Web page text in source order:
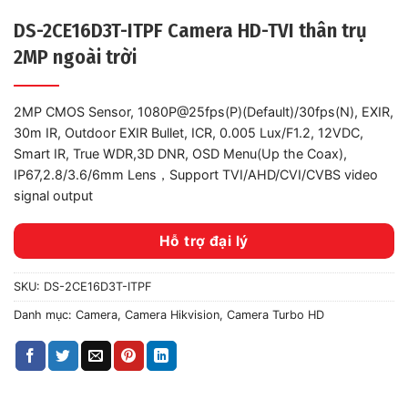
DS-2CE16D3T-ITPF Camera HD-TVI thân trụ
2MP ngoài trời
2MP CMOS Sensor, 1080P@25fps(P)(Default)/30fps(N), EXIR,
30m IR, Outdoor EXIR Bullet, ICR, 0.005 Lux/F1.2, 12VDC,
Smart IR, True WDR,3D DNR, OSD Menu(Up the Coax),
IP67,2.8/3.6/6mm Lens，Support TVI/AHD/CVI/CVBS video
signal output
Hỗ trợ đại lý
SKU: DS-2CE16D3T-ITPF
Danh mục: Camera, Camera Hikvision, Camera Turbo HD